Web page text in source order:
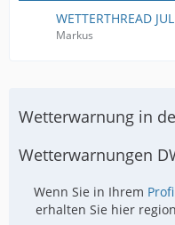
WETTERTHREAD
Markus
Wetterwarnung in
Wetterwarnungen
Wenn Sie in Ihrem
erhalten Sie hier